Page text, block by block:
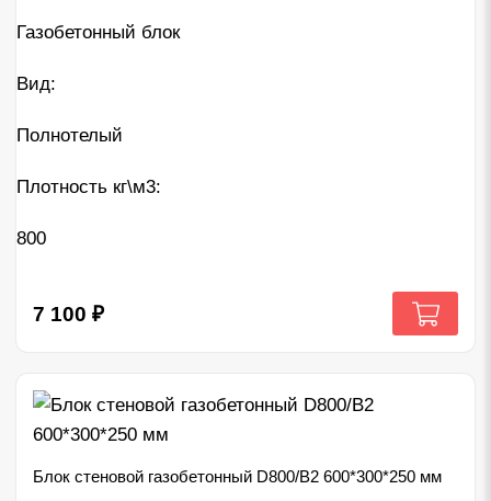
Газобетонный блок
Вид:
Полнотелый
Плотность кг\м3:
800
7 100 ₽
Блок стеновой газобетонный D800/B2 600*300*250 мм